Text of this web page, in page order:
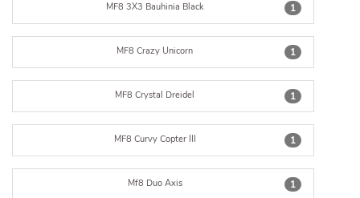
1
MF8 3X3 Bauhinia Black
1
MF8 Crazy Unicorn
1
MF8 Crystal Dreidel
1
MF8 Curvy Copter III
1
Mf8 Duo Axis